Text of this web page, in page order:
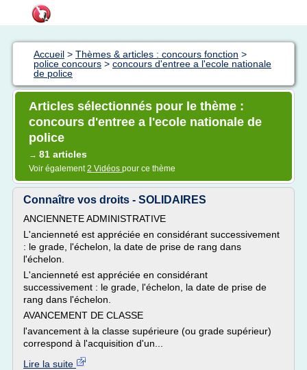
Accueil > Thèmes & articles : concours fonction >
police concours > concours d'entree a l'ecole nationale
de police
Articles sélectionnés pour le thème :
concours d'entree a l'ecole nationale de
police
→ 81 articles
Voir également2 Vidéos pour ce thème
Connaître vos droits - SOLIDAIRES
ANCIENNETE ADMINISTRATIVE
L'ancienneté est appréciée en considérant successivement
: le grade, l'échelon, la date de prise de rang dans
l'échelon.
L'ancienneté est appréciée en considérant
successivement : le grade, l'échelon, la date de prise de
rang dans l'échelon.
AVANCEMENT DE CLASSE
l'avancement à la classe supérieure (ou grade supérieur)
correspond à l'acquisition d'un...
Lire la suite